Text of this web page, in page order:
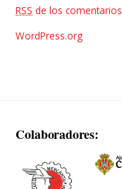
RSS de los comentarios
WordPress.org
Colaboradores: